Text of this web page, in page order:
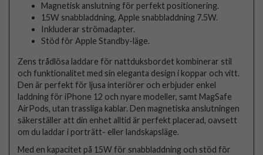
Magnetisk anslutning för perfekt positionering.
15W snabbladdning, Apple snabbladdning 7.5W.
Inkluderar strömadapter.
Stöd för Apple Standby-läge.
Zens trådlösa laddare för nattduksbordet kombinerar stil
och funktionalitet med sin eleganta design i koppar och vitt.
Den är perfekt för ljusa interiörer och erbjuder enkel
laddning för iPhone 12 och nyare modeller, samt MagSafe
AirPods, utan trassliga kablar. Den magnetiska anslutningen
säkerställer att din enhet alltid är perfekt placerad, oavsett
om du laddar i porträtt- eller landskapsläge.
Med en kapacitet på 15W för snabbladdning och stöd för